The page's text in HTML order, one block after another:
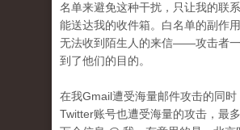
名单来避免这种干扰，只让我的联
能送达我的收件箱。白名单的副作
无法收到陌生人的来信——攻击者
到了他们的目的。
在我Gmail遭受海量邮件攻击的同时
Twitter账号也遭受海量的攻击，最